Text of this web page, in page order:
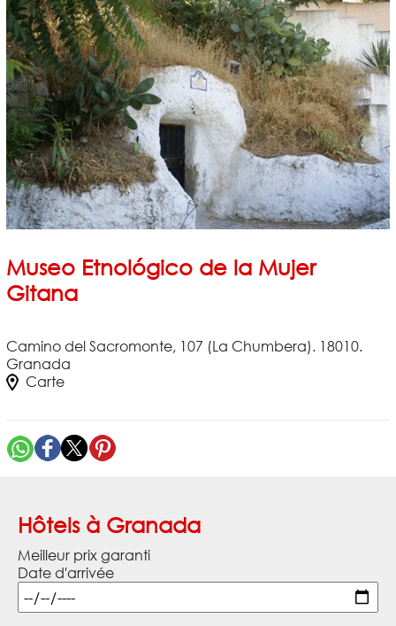
Museo Etnológico de la Mujer
Gitana
Camino del Sacromonte, 107 (La Chumbera). 18010.
Granada
Carte
Hôtels à Granada
Meilleur prix garanti
Date d'arrivée